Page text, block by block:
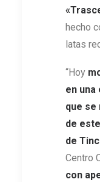
«
hecho
latas
“Hoy
en
que se
de
de
Centro
con